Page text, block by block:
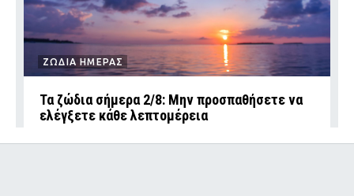
ΖΩΔΙΑ ΗΜΕΡΑΣ
Τα ζώδια σήμερα 2/8: Μην προσπαθήσετε να
ελέγξετε κάθε λεπτομέρεια